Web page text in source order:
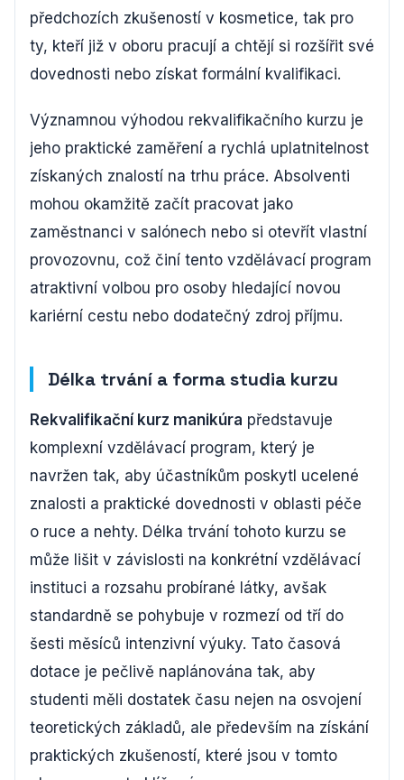
předchozích zkušeností v kosmetice, tak pro
ty, kteří již v oboru pracují a chtějí si rozšířit své
dovednosti nebo získat formální kvalifikaci.
Významnou výhodou rekvalifikačního kurzu je
jeho praktické zaměření a rychlá uplatnitelnost
získaných znalostí na trhu práce. Absolventi
mohou okamžitě začít pracovat jako
zaměstnanci v salónech nebo si otevřít vlastní
provozovnu, což činí tento vzdělávací program
atraktivní volbou pro osoby hledající novou
kariérní cestu nebo dodatečný zdroj příjmu.
Délka trvání a forma studia kurzu
Rekvalifikační kurz manikúra představuje
komplexní vzdělávací program, který je
navržen tak, aby účastníkům poskytl ucelené
znalosti a praktické dovednosti v oblasti péče
o ruce a nehty. Délka trvání tohoto kurzu se
může lišit v závislosti na konkrétní vzdělávací
instituci a rozsahu probírané látky, avšak
standardně se pohybuje v rozmezí od tří do
šesti měsíců intenzivní výuky. Tato časová
dotace je pečlivě naplánována tak, aby
studenti měli dostatek času nejen na osvojení
teoretických základů, ale především na získání
praktických zkušeností, které jsou v tomto